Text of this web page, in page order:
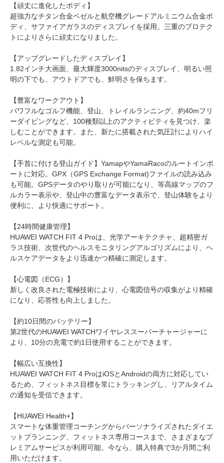
【頑丈に進化したボディ】
超強力なチタン合金ベゼルと航空機グレードアルミニウム合金ボ
ディ、サファイアガラスのディスプレイを採用。三重のプロテク
トによりさらに頑丈になりました。
【アップグレードしたディスプレイ】
1.82インチ大画面、最大輝度3000nitsのディスプレイ、明るい照
明の下でも、アウトドアでも、鮮明さを保ちます。
【豊富なワークアウト】
パワフルなゴルフ機能、登山、トレイルランニング、約40mフリ
ーダイビングなど、100種類以上のアクティビティを見つけ、楽
しむことができます。また、新たに搭載された気圧計によりハイ
レベルな測定も可能。
【手首に付ける登山ガイド】YamapやYamaRacoのルートインポ
ートに対応。GPX（GPS Exchange Format)ファイルの読み込み
も可能。GPSデータのやり取りが可能になり、等高線マップのフ
ルカラー表示や、登山中の豊富なデータ表示で、登山体験をより
便利に、より快適にサポート。
【24時間健康管理】
HUAWEI WATCH FIT 4 Proは、光学アーキテクチャ、超精密ガ
ラス技術、次世代のヘルスモニタリングアルゴリズムにより、ヘ
ルスケアデータをより迅速かつ精確に測定します。
【心電図（ECG）】
新しく改良された電極技術により、心電図信号の収集がより精確
になり、応答性も向上しました。
【約10日間のバッテリー】
第2世代のHUAWEI WATCHワイヤレススーパーチャージャーに
より、10分の充電で約1日使用することができます。
【幅広い互換性】
HUAWEI WATCH FIT 4 ProはiOSとAndroidの両方に対応してい
るため、フィットネス目標を常にトラッキングし、リアルタイム
の通知を受信できます。
【HUAWEI Health+】
スマートな体重管理コーチングからパーソナライズされたダイエ
ットプランニング、フィットネス専用コースまで、さまざまなプ
レミアムサービスが利用可能。今なら、購入特典で3か月間ご利
用いただけます。